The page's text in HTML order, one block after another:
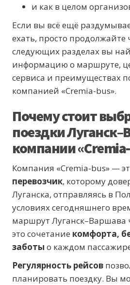
и как в целом
Если вы всё ещё
ехать, просто продолжайте
следующих разделах вы
информацию о маршруте,
сервиса и преимуществах
компанией «Cremia-bus».
Почему стоит
поездки
компании
Компания «Cremia-bus» —
перевозчик, которому
Луганска, отправляясь в
условиях сегодняшнего
маршрут Луганск–Варшава
это сочетание комфорта,
заботы о каждом
Регулярность рейсов
планировать поездку. Вы